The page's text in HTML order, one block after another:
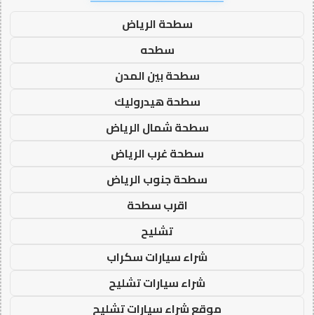
سطحة الرياض
سطحه
سطحة بين المدن
سطحة هيدروليك
سطحة شمال الرياض
سطحة غرب الرياض
سطحة جنوب الرياض
اقرب سطحة
تشليح
شراء سيارات سكراب
شراء سيارات تشليح
موقع شراء سيارات تشليح